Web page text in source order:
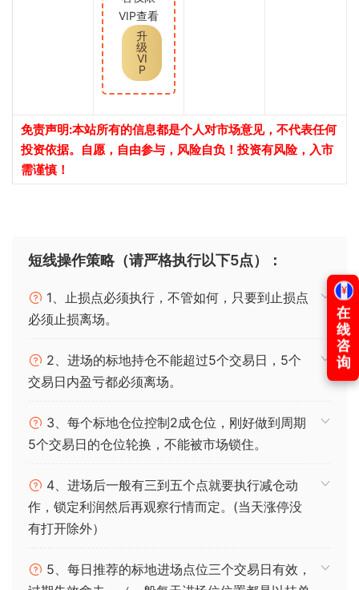
VIP查看
升
级
VI
P
免责声明:本站所有的信息都是个人对市场意见，不代表任何
投资依据。自愿，自由参与，风险自负！投资有风险，入市
需谨慎！
短线操作策略（请严格执行以下5点）：
1、止损点必须执行，不管如何，只要到止损点
必须止损离场。
2、进场的标地持仓不能超过5个交易日，5个
交易日内盈亏都必须离场。
3、每个标地仓位控制2成仓位，刚好做到周期
5个交易日的仓位轮换，不能被市场锁住。
4、进场后一般有三到五个点就要执行减仓动
作，锁定利润然后再观察行情而定。(当天涨停没
有打开除外）
5、每日推荐的标地进场点位三个交易日有效，